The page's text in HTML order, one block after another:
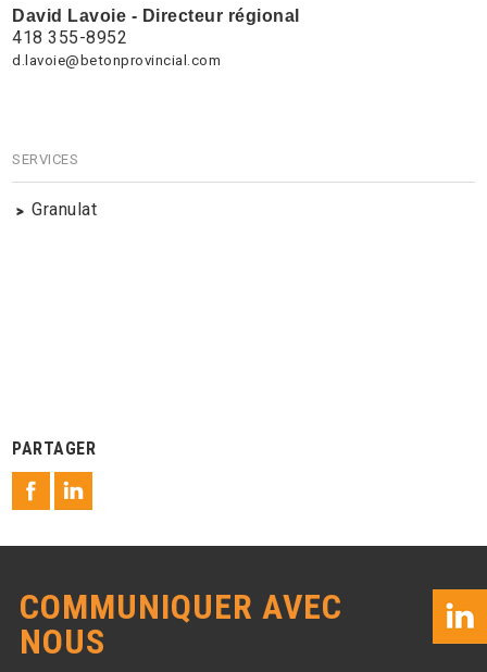
David Lavoie - Directeur régional
418 355-8952
d.lavoie@betonprovincial.com
SERVICES
Granulat
PARTAGER
COMMUNIQUER AVEC
NOUS